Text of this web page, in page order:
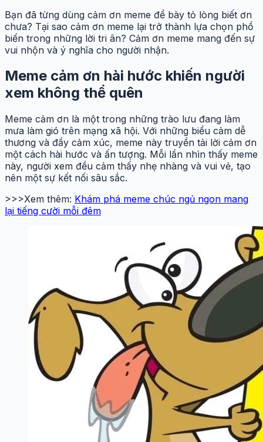
Bạn đã từng dùng cảm ơn meme để bày tỏ lòng biết ơn
chưa? Tại sao cảm ơn meme lại trở thành lựa chọn phổ
biến trong những lời tri ân? Cảm ơn meme mang đến sự
vui nhộn và ý nghĩa cho người nhận.
Meme cảm ơn hài hước khiến người
xem không thể quên
Meme cảm ơn là một trong những trào lưu đang làm
mưa làm gió trên mạng xã hội. Với những biểu cảm dễ
thương và đầy cảm xúc, meme này truyền tải lời cảm ơn
một cách hài hước và ấn tượng. Mỗi lần nhìn thấy meme
này, người xem đều cảm thấy nhẹ nhàng và vui vẻ, tạo
nên một sự kết nối sâu sắc.
>>>Xem thêm: Khám phá meme chúc ngủ ngon mang
lại tiếng cười mỗi đêm